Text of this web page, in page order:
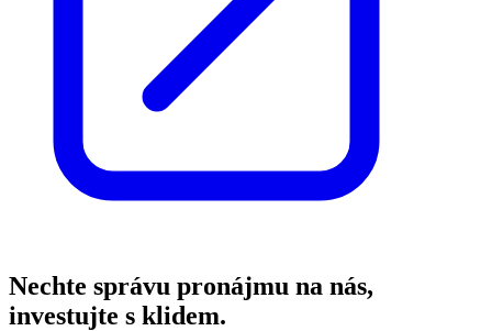
Nechte správu pronájmu na nás,
investujte s klidem.